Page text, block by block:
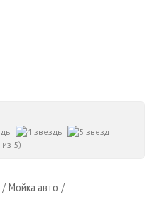
из 5)
/ Мойка авто /